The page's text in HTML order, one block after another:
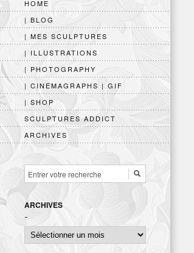
HOME
| BLOG
| MES SCULPTURES
| ILLUSTRATIONS
| PHOTOGRAPHY
| CINEMAGRAPHS | GIF
| SHOP
SCULPTURES ADDICT
ARCHIVES
ARCHIVES
Archives